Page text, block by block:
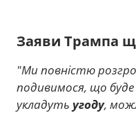
Заяви Трампа
"Ми повністю
подивимося, що
укладуть угоду,